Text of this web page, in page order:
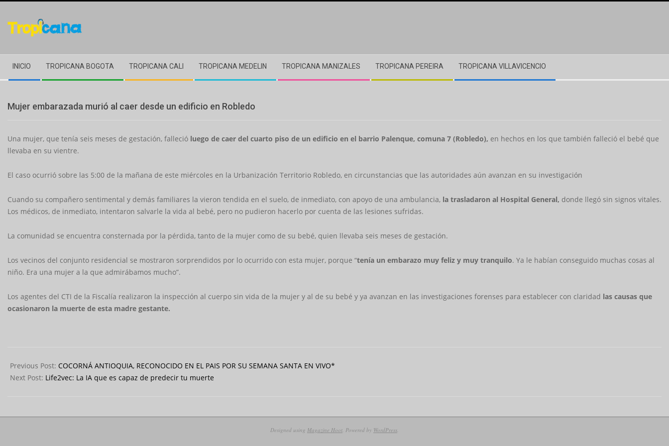
content
Navigation
Menu
INICIO TROPICANA BOGOTA TROPICANA CALI TROPICANA MEDELIN TROPICANA MANIZALES TROPICANA PEREIRA TROPICANA VILLAVICENCIO
Mujer embarazada murió al caer desde un edificio en Robledo
Una mujer, que tenía seis meses de gestación, falleció luego de caer del cuarto piso de un edificio en el barrio Palenque, comuna 7 (Robledo), en hechos en los que también falleció el bebé que
llevaba en su vientre.
El caso ocurrió sobre las 5:00 de la mañana de este miércoles en la Urbanización Territorio Robledo, en circunstancias que las autoridades aún avanzan en su investigación
Cuando su compañero sentimental y demás familiares la vieron tendida en el suelo, de inmediato, con apoyo de una ambulancia, la trasladaron al Hospital General, donde llegó sin signos vitales.
Los médicos, de inmediato, intentaron salvarle la vida al bebé, pero no pudieron hacerlo por cuenta de las lesiones sufridas.
La comunidad se encuentra consternada por la pérdida, tanto de la mujer como de su bebé, quien llevaba seis meses de gestación.
Los vecinos del conjunto residencial se mostraron sorprendidos por lo ocurrido con esta mujer, porque “tenía un embarazo muy feliz y muy tranquilo. Ya le habían conseguido muchas cosas al
niño. Era una mujer a la que admirábamos mucho”.
Los agentes del CTI de la Fiscalía realizaron la inspección al cuerpo sin vida de la mujer y al de su bebé y ya avanzan en las investigaciones forenses para establecer con claridad las causas que
ocasionaron la muerte de esta madre gestante.
03-
27
Previous Post: COCORNÁ ANTIOQUIA, RECONOCIDO EN EL PAIS POR SU SEMANA SANTA EN VIVO*
Next Post: Life2vec: La IA que es capaz de predecir tu muerte
Designed using Magazine Hoot . Powered by WordPress